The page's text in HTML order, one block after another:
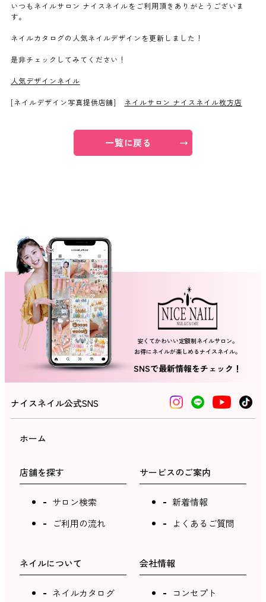
採用情報
ネイルスクール
いつもネイルサロン ナイスネイルをご利用頂きありがとうございま
す。
ネイルカタログの人気ネイルデザインを更新しました！
是非チェックしてみてください！
人気デザインネイル
[ネイルデザイン写真提供店舗] ネイルサロン ナイスネイル枚方店
一覧に戻る
安くてかわいい定額制ネイルサロン。
お得にネイルが楽しめるナイスネイル。
SNSで最新情報をチェック！
ナイスネイル公式SNS
ホーム
店舗を探す
サロン検索
ご利用の流れ
サービスのご案内
新着情報
よくあるご質問
ネイルについて
ネイルカタログ
会社情報
コンセプト